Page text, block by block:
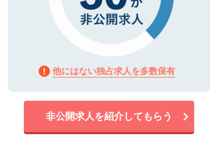
他にはない独占求人を多数保有
非公開求人を紹介してもらう